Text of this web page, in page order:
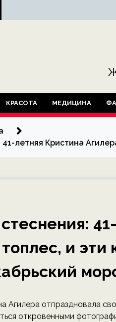
КРАСОТА МЕДИЦИНА
41-летняя Кристина
и
Агилера отпраздновала
откровенными